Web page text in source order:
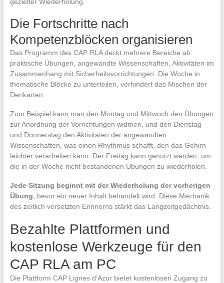
Die Fortschritte nach
Kompetenzblöcken organisieren
Das Programm des CAP RLA deckt mehrere Bereiche ab:
praktische Übungen, angewandte Wissenschaften, Aktivitäten im
Zusammenhang mit Sicherheitsvorrichtungen. Die Woche in
thematische Blöcke zu unterteilen, verhindert das Mischen der
Denkarten.
Zum Beispiel kann man den Montag und Mittwoch den Übungen
zur Anordnung der Vorrichtungen widmen, und den Dienstag
und Donnerstag den Aktivitäten der angewandten
Wissenschaften, was einen Rhythmus schafft, den das Gehirn
leichter verarbeiten kann. Der Freitag kann genutzt werden, um
die in der Woche nicht bestandenen Übungen zu wiederholen.
Jede Sitzung beginnt mit der Wiederholung der vorherigen
Übung , bevor ein neuer Inhalt behandelt wird. Diese Mechanik
des zeitlich versetzten Erinnerns stärkt das Langzeitgedächtnis.
Bezahlte Plattformen und
kostenlose Werkzeuge für den
CAP RLA am PC
Die Plattform CAP Lignes d’Azur bietet kostenlosen Zugang zu